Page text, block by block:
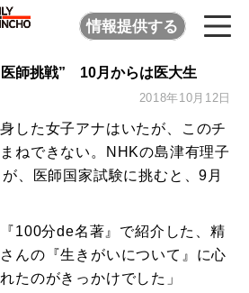
情報提供する
師挑戦” 10月からは医大生
2018年10月12日
した女子アナはいたが、このチ
ねできない。NHKの島津有理子
、医師国家試験に挑むと、9月
100分de名著』で紹介した、精
んの『生きがいについて』に心
たのがきっかけでした」